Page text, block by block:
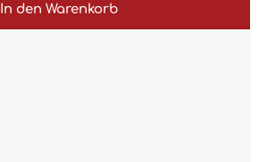
In den Warenkorb